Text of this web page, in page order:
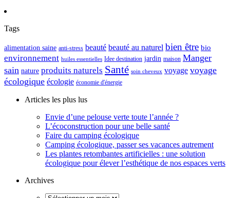
Tags
alimentation saine anti-stress beauté beauté au naturel bien être bio
environnement huiles essentielles Idee destination jardin maison Manger
sain nature produits naturels Santé soin cheveux voyage voyage
écologique écologie économie d'énergie
Articles les plus lus
Envie d’une pelouse verte toute l’année ?
L’écoconstruction pour une belle santé
Faire du camping écologique
Camping écologique, passer ses vacances autrement
Les plantes retombantes artificielles : une solution
écologique pour élever l’esthétique de nos espaces verts
Archives